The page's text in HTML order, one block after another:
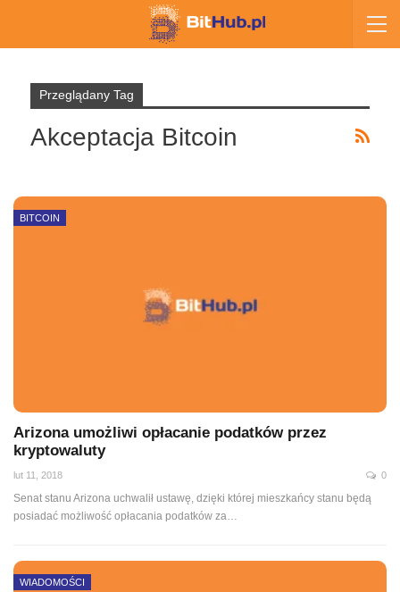
Przeglądany Tag
Akceptacja Bitcoin
BITCOIN
Arizona umożliwi opłacanie podatków przez
kryptowaluty
lut 11, 2018 0
Senat stanu Arizona uchwalił ustawę, dzięki której mieszkańcy stanu będą
posiadać możliwość opłacania podatków za…
WIADOMOŚCI